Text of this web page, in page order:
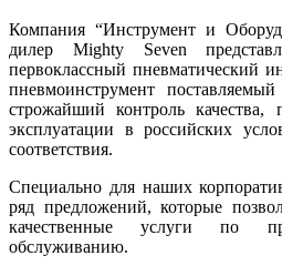
Компания “Инструмент и
дилер Mighty Seven
первоклассный пневматический
пневмоинструмент
строжайший контроль качества,
эксплуатации в российских
соответствия.
Специально для наших
ряд предложений, которые
качественные услуги по
обслуживанию.